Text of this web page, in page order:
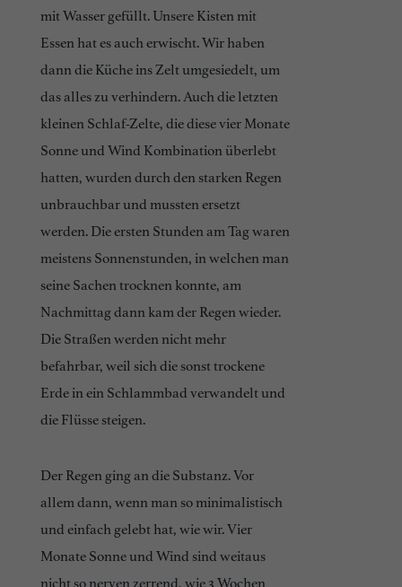
mit Wasser gefüllt. Unsere Kisten mit
Essen hat es auch erwischt. Wir haben
dann die Küche ins Zelt umgesiedelt, um
das alles zu verhindern. Auch die letzten
kleinen Schlaf-Zelte, die diese vier Monate
Sonne und Wind Kombination überlebt
hatten, wurden durch den starken Regen
unbrauchbar und mussten ersetzt
werden. Die ersten Stunden am Tag waren
meistens Sonnenstunden, in welchen man
seine Sachen trocknen konnte, am
Nachmittag dann kam der Regen wieder.
Die Straßen werden nicht mehr
befahrbar, weil sich die sonst trockene
Erde in ein Schlammbad verwandelt und
die Flüsse steigen.
Der Regen ging an die Substanz. Vor
allem dann, wenn man so minimalistisch
und einfach gelebt hat, wie wir. Vier
Monate Sonne und Wind sind weitaus
nicht so nerven zerrend, wie 3 Wochen